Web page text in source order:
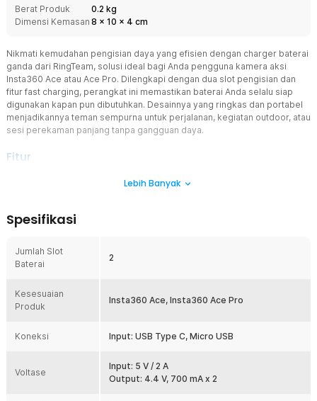
Berat Produk
0.2 kg
Dimensi Kemasan 8 x 10 x 4 cm
Nikmati kemudahan pengisian daya yang efisien dengan charger baterai
ganda dari RingTeam, solusi ideal bagi Anda pengguna kamera aksi
Insta360 Ace atau Ace Pro. Dilengkapi dengan dua slot pengisian dan
fitur fast charging, perangkat ini memastikan baterai Anda selalu siap
digunakan kapan pun dibutuhkan. Desainnya yang ringkas dan portabel
menjadikannya teman sempurna untuk perjalanan, kegiatan outdoor, atau
sesi perekaman panjang tanpa gangguan daya.
Fitur
Pengisian Ganda Cepat dan Efisien
tanpa mengorbankan kecepatan. Kini Anda tidak perlu menunggu
baterai sekaligus, dan keduanya akan terisi penuh dalam waktu
singkat.
Dilengkapi dua lampu indikator LED independen, charger ini
memudahkan Anda memantau status pengisian setiap baterai
sementara hijau menandakan daya telah penuh dan siap digunakan.
Sistem ini membantu Anda menghindari overcharge dan
Proteksi Keamanan Lengkap
Lebih Banyak
Spesifikasi
Jumlah Slot
Baterai
2
Kesesuaian
Produk
Insta360 Ace, Insta360 Ace Pro
Koneksi Input: USB Type C, Micro USB
Voltase
Input: 5 V / 2 A
Output: 4.4 V, 700 mA x 2